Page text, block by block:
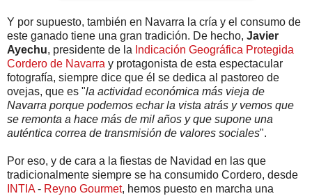
Y por supuesto, también en Navarra la cría y el consumo de
este ganado tiene una gran tradición. De hecho, Javier
Ayechu, presidente de la Indicación Geográfica Protegida
Cordero de Navarra y protagonista de esta espectacular
fotografía, siempre dice que él se dedica al pastoreo de
ovejas, que es "la actividad económica más vieja de
Navarra porque podemos echar la vista atrás y vemos que
se remonta a hace más de mil años y que supone una
auténtica correa de transmisión de valores sociales".
Por eso, y de cara a la fiestas de Navidad en las que
tradicionalmente siempre se ha consumido Cordero, desde
INTIA- Reyno Gourmet, hemos puesto en marcha una